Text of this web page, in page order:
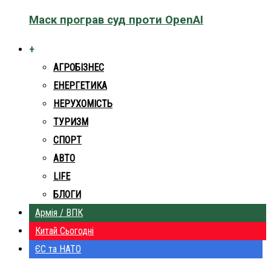
Маск програв суд проти OpenAI
+
АГРОБІЗНЕС
ЕНЕРГЕТИКА
НЕРУХОМІСТЬ
ТУРИЗМ
СПОРТ
АВТО
LIFE
БЛОГИ
Армія / ВПК
Китай Сьогодні
ЄС та НАТО